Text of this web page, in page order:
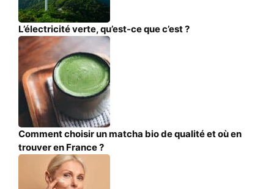
L’électricité verte, qu’est-ce que c’est ?
Comment choisir un matcha bio de qualité et où en
trouver en France ?